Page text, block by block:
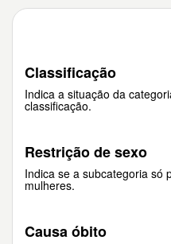
Classificação
Indica a situação da
classificação.
Restrição de sexo
Indica se a subcategoria só
mulheres.
Causa óbito